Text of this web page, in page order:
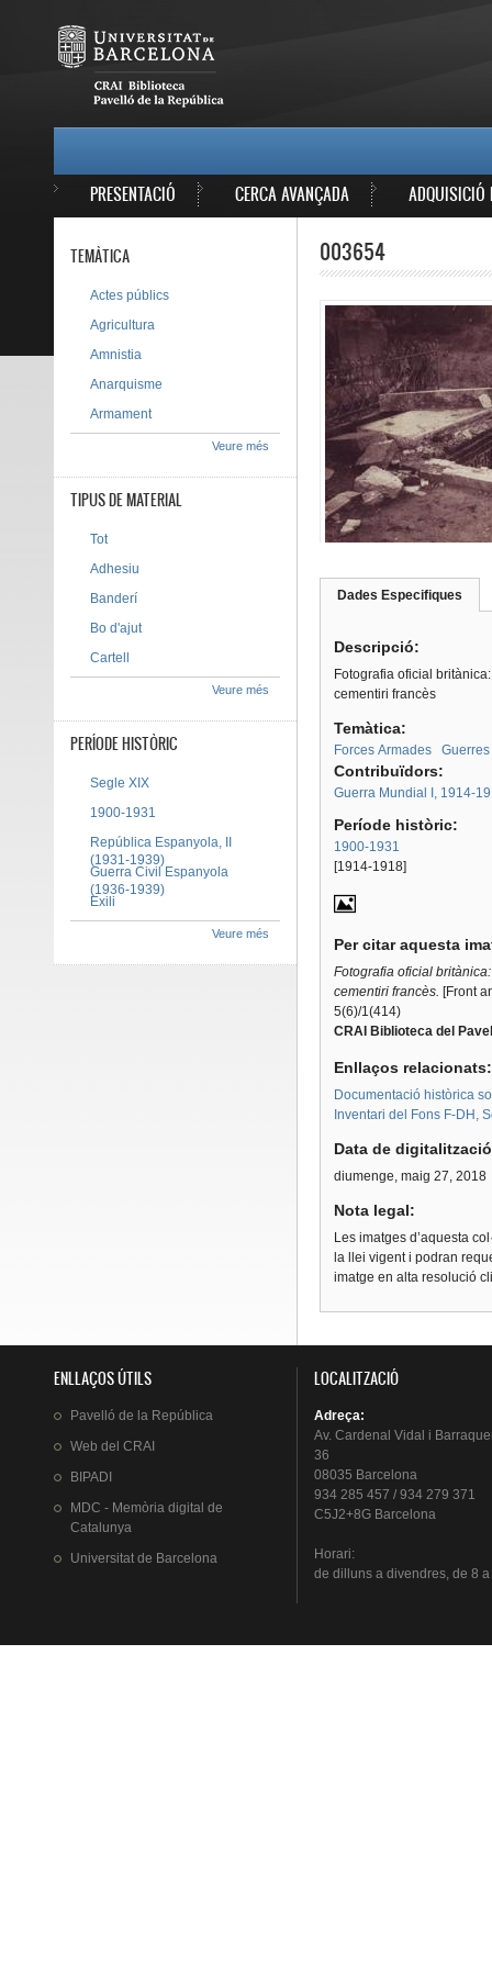
PRESENTACIÓ CERCA AVANÇADA ADQUISICIÓ
003654
Dades Especifiques
Descripció:
Fotografia oficial
cementiri francès
Temàtica:
Forces Armades Guerres
Contribuïdors:
Guerra Mundial I, 1914-
Període històric:
1900-1931
[1914-1918]
Per citar aquesta
Fotografia oficial
cementiri francès. [Front
5(6)/1(414)
CRAI Biblioteca del
Enllaços
Documentació històrica
Inventari del Fons F-DH,
Data de
diumenge, maig 27, 2018
Nota legal:
Les imatges d’aquesta
la llei vigent i podran
imatge en alta resolució
TEMÀTICA
Actes públics
Agricultura
Amnistia
Anarquisme
Armament
Veure més
TIPUS DE MATERIAL
Tot
Adhesiu
Banderí
Bo d'ajut
Cartell
Veure més
PERÍODE HISTÒRIC
Segle XIX
1900-1931
República Espanyola, II
(1931-1939)
Guerra Civil Espanyola
(1936-1939)
Exili
Veure més
ENLLAÇOS ÚTILS
Pavelló de la República
Web del CRAI
BIPADI
MDC - Memòria digital de
Catalunya
Universitat de Barcelona
LOCALITZACIÓ
Adreça:
Av. Cardenal Vidal i
36
08035 Barcelona
934 285 457 / 934 279 371
C5J2+8G Barcelona
Horari:
de dillunsa divendres, de 8